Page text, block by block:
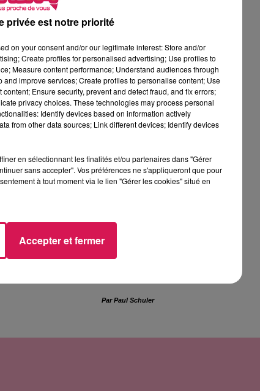
les locaux de l’espace
mairie, contre une simple
pour s’installer durablement
de la rue Victor Hugo ne
à la disposition du CSC,
et un parking à l'arrière.
la Fagne (Trélon, Glageon,
déjà des animations, des
la jeunesse, la famille, la
Par Paul Schuler
privée est notre priorité
on your consent and/or our legitimate interest: Store and/or
Create profiles for personalised advertising; Use profiles to
Measure content performance; Understand audiences through
improve services; Create profiles to personalise content; Use
Ensure security, prevent and detect fraud, and fix errors;
privacy choices. These technologies may process personal
Identify devices based on information actively
from other data sources; Link different devices; Identify devices
en sélectionnant les finalités et/ou partenaires dans "Gérer
sans accepter". Vos préférences ne s'appliqueront que pour
à tout moment via le lien "Gérer les cookies" situé en
Accepter et fermer